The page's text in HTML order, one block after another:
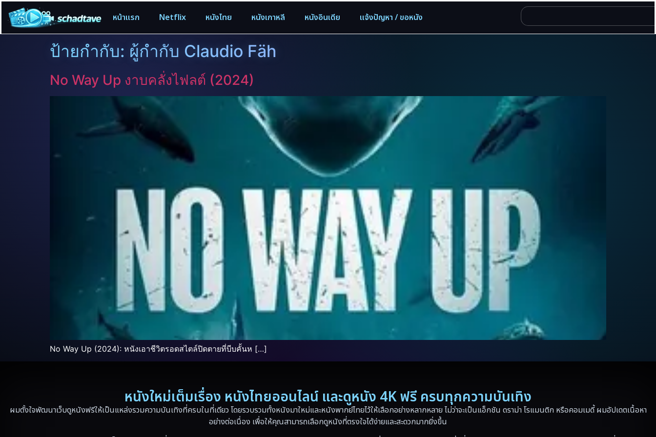
หน้าแรก Netflix หนังไทย หนังเกาหลี หนังอินเดีย แจ้งปัญหา / ขอหนัง
ป้ายกำกับ: ผู้กำกับ Claudio Fäh
No Way Up งาบคลั่งไฟลต์ (2024)
No Way Up (2024): หนังเอาชีวิตรอดสไตล์ปิดตายที่บีบคั้นห […]
หนังใหม่เต็มเรื่อง หนังไทยออนไลน์ และดูหนัง 4K ฟรี ครบทุกความบันเทิง
ผมตั้งใจพัฒนาเว็บดูหนังฟรีให้เป็นแหล่งรวมความบันเทิงที่ครบในที่เดียว โดยรวบรวมทั้งหนังมาใหม่และหนังพากย์ไทยไว้ให้เลือกอย่างหลากหลาย ไม่ว่าจะเป็นแอ็กชัน ดราม่า โรแมนติก หรือคอมเมดี้ ผมอัปเดตเนื้อหา
อย่างต่อเนื่อง เพื่อให้คุณสามารถเลือกดูหนังที่ตรงใจได้ง่ายและสะดวกมากยิ่งขึ้น